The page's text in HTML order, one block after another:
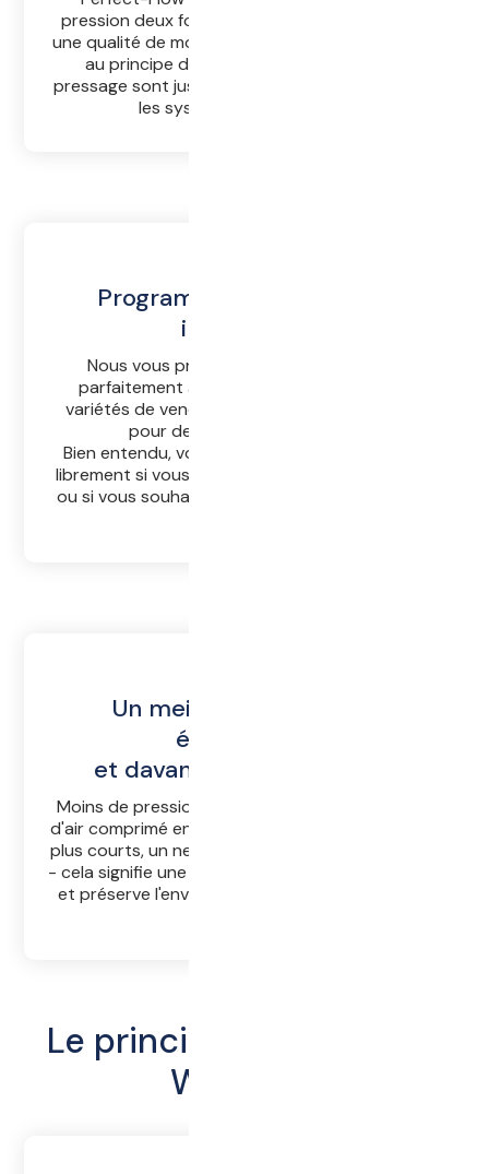
pression deux fois plus grande. Le résultat est
une qualité de moût extrêmement élevée. Grâce
au principe de pressurage, les temps de
pressage sont jusqu'à 30 % plus courts qu'avec
les systèmes traditionnels.
Programmes de pressage
intelligents
Nous vous proposons des programmes
parfaitement adaptés à tous les types et
variétés de vendange, qui pilotent le pressoir
pour des résultats optimaux.
Bien entendu, vous pouvez aussi programmer
librement si vous avez des objectifs particuliers
ou si vous souhaitez essayer quelque chose de
Un meilleur rendement
énergétique
et davantage d’économies
Moins de pression de pressage et jusqu'à 50 %
d'air comprimé en moins, des temps de pressage
plus courts, un nettoyage plus rapide et simplifié
- cela signifie une meilleure efficacité énergétique
et préserve l'environnement ainsi que le porte-
Le principe de pressage
WiLLMES